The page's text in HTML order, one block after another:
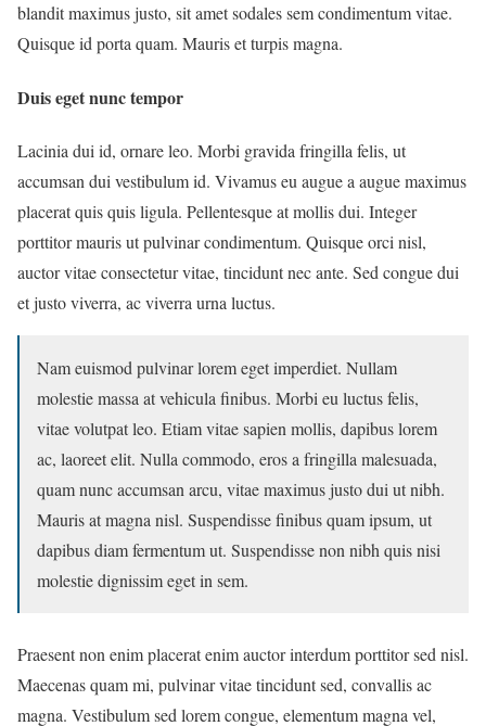
blandit maximus justo, sit amet sodales sem condimentum vitae.
Quisque id porta quam. Mauris et turpis magna.
Duis eget nunc tempor
Lacinia dui id, ornare leo. Morbi gravida fringilla felis, ut
accumsan dui vestibulum id. Vivamus eu augue a augue maximus
placerat quis quis ligula. Pellentesque at mollis dui. Integer
porttitor mauris ut pulvinar condimentum. Quisque orci nisl,
auctor vitae consectetur vitae, tincidunt nec ante. Sed congue dui
et justo viverra, ac viverra urna luctus.
Nam euismod pulvinar lorem eget imperdiet. Nullam
molestie massa at vehicula finibus. Morbi eu luctus felis,
vitae volutpat leo. Etiam vitae sapien mollis, dapibus lorem
ac, laoreet elit. Nulla commodo, eros a fringilla malesuada,
quam nunc accumsan arcu, vitae maximus justo dui ut nibh.
Mauris at magna nisl. Suspendisse finibus quam ipsum, ut
dapibus diam fermentum ut. Suspendisse non nibh quis nisi
molestie dignissim eget in sem.
Praesent non enim placerat enim auctor interdum porttitor sed nisl.
Maecenas quam mi, pulvinar vitae tincidunt sed, convallis ac
magna. Vestibulum sed lorem congue, elementum magna vel,